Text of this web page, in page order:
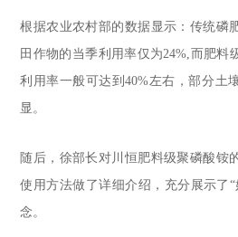
根据农业农村部的数据显示：传统磷
田作物的当季利用率仅为24%,而肥料
利用率一般可达到40%左右，部分土
显。
随后，徐部长对川恒肥料级聚磷酸铵
使用方法做了详细介绍，充分展示了
念。